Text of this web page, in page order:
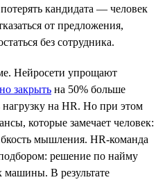
кандидата — человек
от предложения,
без сотрудника.
Нейросети упрощают
закрыть на 50% больше
нагрузку на HR. Но при этом
которые замечает человек:
мышления. HR-команда
решение по найму
машины. В результате